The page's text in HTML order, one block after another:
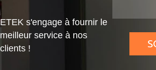
ETEK s'engage à fournir le
meilleur service à nos
clients !